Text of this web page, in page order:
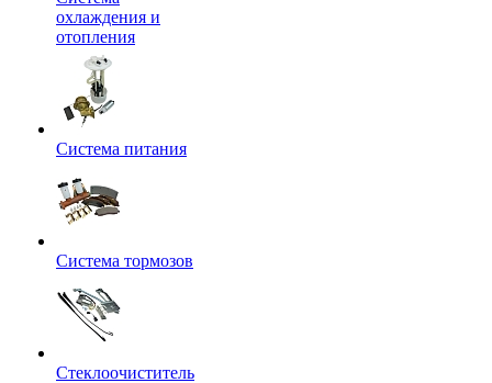
охлаждения и
отопления
Система питания
Система тормозов
Стеклоочиститель